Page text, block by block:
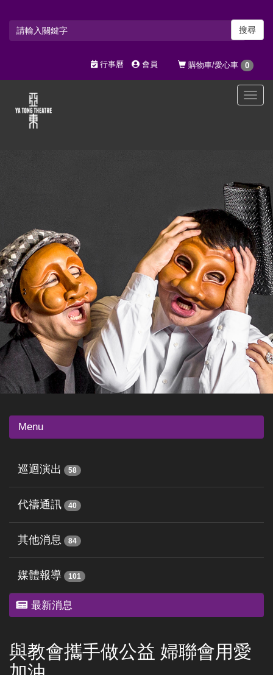
搜尋
購物車/愛心車 0
行事曆 會員
選
Menu
巡迴演出 58
代禱通訊 40
其他消息 84
媒體報導 101
最新消息
與教會攜手做公益 婦聯會用愛